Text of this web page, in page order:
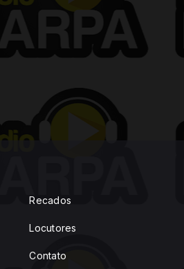
Recados
Locutores
Contato